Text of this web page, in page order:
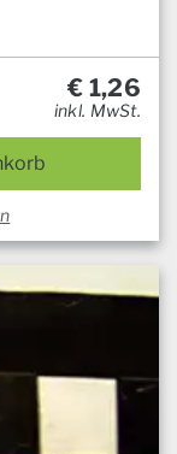
€ 1,26
inkl. MwSt.